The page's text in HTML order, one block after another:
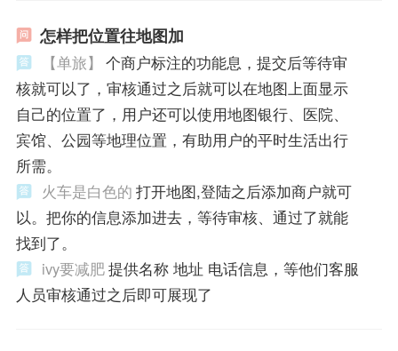
怎样把位置往地图加
【单旅】 个商户标注的功能息，提交后等待审
核就可以了，审核通过之后就可以在地图上面显示
自己的位置了，用户还可以使用地图银行、医院、
宾馆、公园等地理位置，有助用户的平时生活出行
所需。
火车是白色的 打开地图,登陆之后添加商户就可
以。把你的信息添加进去，等待审核、通过了就能
找到了。
ivy要减肥提供名称 地址 电话信息，等他们客服
人员审核通过之后即可展现了